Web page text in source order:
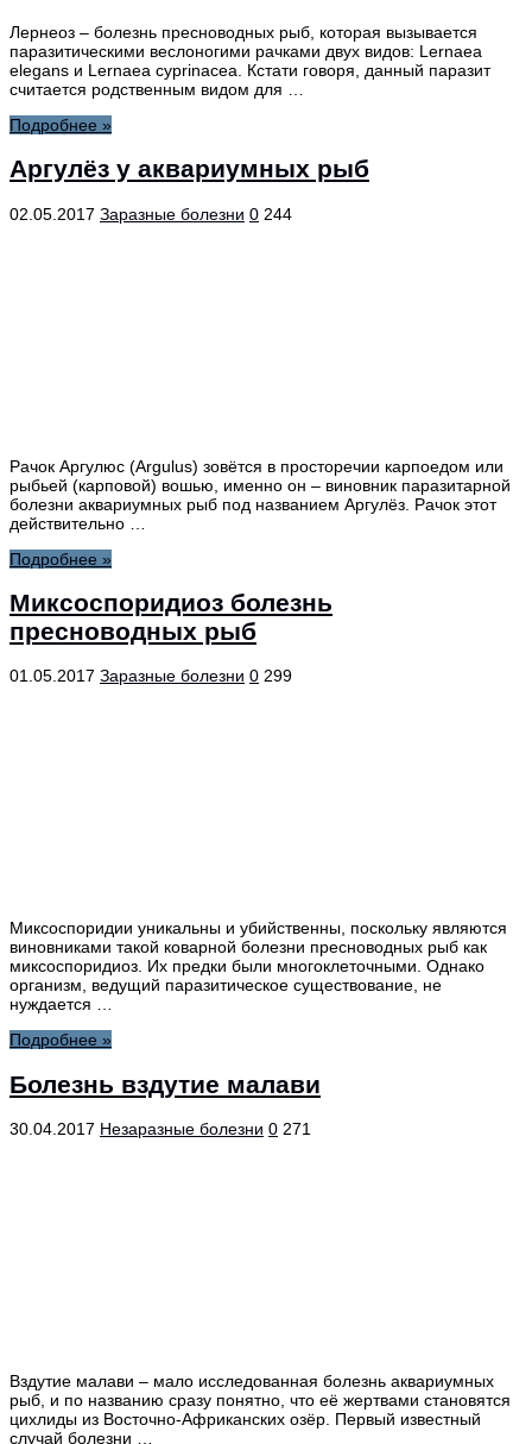
Лернеоз – болезнь пресноводных рыб, которая вызывается
паразитическими веслоногими рачками двух видов: Lernaea
elegans и Lernaea cyprinacea. Кстати говоря, данный паразит
считается родственным видом для …
Подробнее »
Аргулёз у аквариумных рыб
02.05.2017 Заразные болезни 0 244
Рачок Аргулюс (Argulus) зовётся в просторечии карпоедом или
рыбьей (карповой) вошью, именно он – виновник паразитарной
болезни аквариумных рыб под названием Аргулёз. Рачок этот
действительно …
Подробнее »
Миксоспоридиоз болезнь
пресноводных рыб
01.05.2017 Заразные болезни 0 299
Миксоспоридии уникальны и убийственны, поскольку являются
виновниками такой коварной болезни пресноводных рыб как
миксоспоридиоз. Их предки были многоклеточными. Однако
организм, ведущий паразитическое существование, не
нуждается …
Подробнее »
Болезнь вздутие малави
30.04.2017 Незаразные болезни 0 271
Вздутие малави – мало исследованная болезнь аквариумных
рыб, и по названию сразу понятно, что её жертвами становятся
цихлиды из Восточно-Африканских озёр. Первый известный
случай болезни …